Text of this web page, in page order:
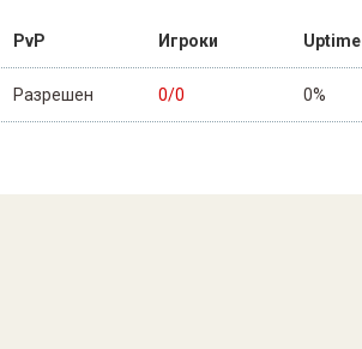
PvP Игроки Uptime
Разрешен 0/0 0%